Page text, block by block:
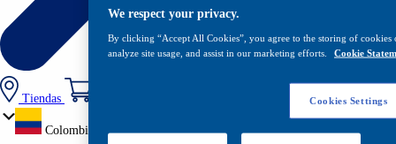
Tiendas
Colombia
We respect your privacy.
By clicking “Accept All Cookies”, you agree to the storing of
analyze site usage, and assist in our marketing efforts.
Cookie
Cookies Settings